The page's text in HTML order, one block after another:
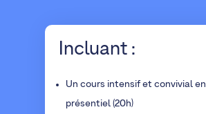
Incluant :
Un cours intensif et convivial en
présentiel (20h)